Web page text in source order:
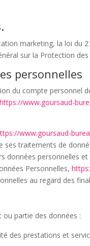
marketing, la loi du
sur la Protection des
personnelles
du compte personnel
https://www.goursaud-
www.goursaud-
ses traitements de
personnelles
Personnelles,
au regard des
partie des données :
prestations et